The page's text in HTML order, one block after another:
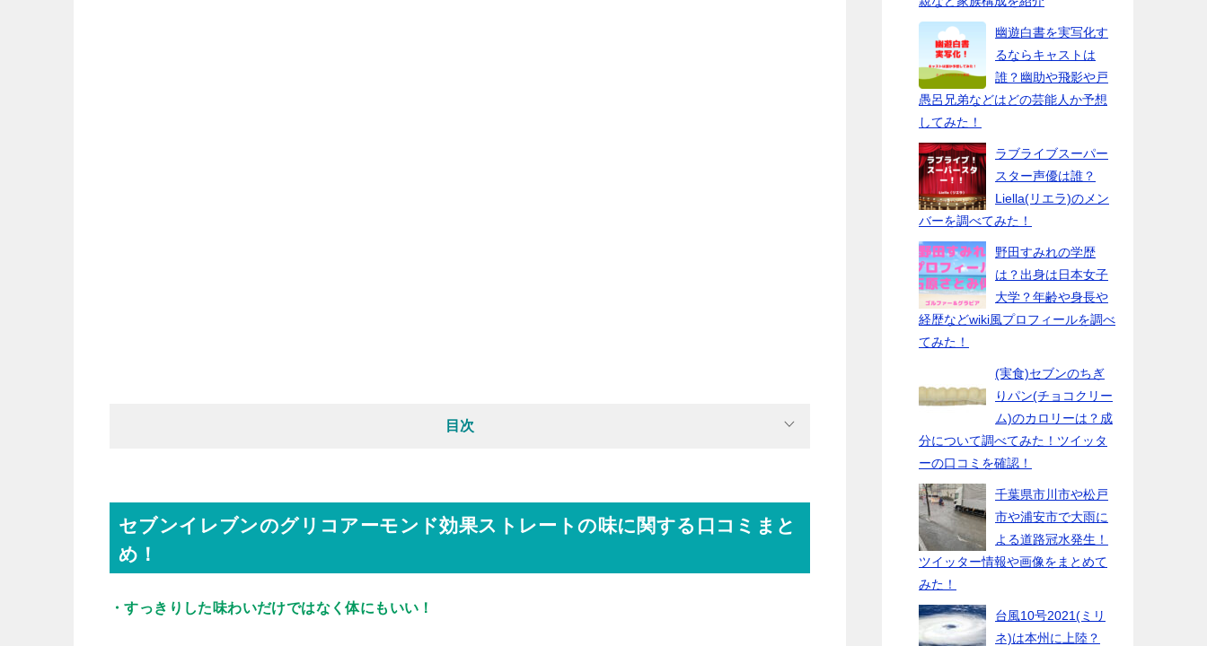
目次
セブンイレブンのグリコアーモンド効果ストレートの味に関する口コミまと
め！
・すっきりした味わいだけではなく体にもいい！
幽遊白書を実写化す
るならキャストは
誰？幽助や飛影や戸
愚呂兄弟などはどの芸能人か予想
してみた！
ラブライブスーパー
スター声優は誰？
Liella(リエラ)のメン
バーを調べてみた！
野田すみれの学歴
は？出身は日本女子
大学？年齢や身長や
経歴などwiki風プロフィールを調べ
てみた！
(実食)セブンのちぎ
りパン(チョコクリー
ム)のカロリーは？成
分について調べてみた！ツイッタ
ーの口コミを確認！
千葉県市川市や松戸
市や浦安市で大雨に
よる道路冠水発生！
ツイッター情報や画像をまとめて
みた！
台風10号2021(ミリ
ネ)は本州に上陸？